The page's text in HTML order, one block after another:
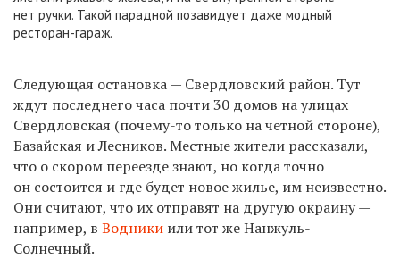
нет ручки. Такой парадной позавидует даже модный
ресторан-гараж.
Следующая остановка — Свердловский район. Тут
ждут последнего часа почти 30 домов на улицах
Свердловская (почему-то только на четной стороне),
Базайская и Лесников. Местные жители рассказали,
что о скором переезде знают, но когда точно
он состоится и где будет новое жилье, им неизвестно.
Они считают, что их отправят на другую окраину —
например, в Водники или тот же Нанжуль-
Солнечный.